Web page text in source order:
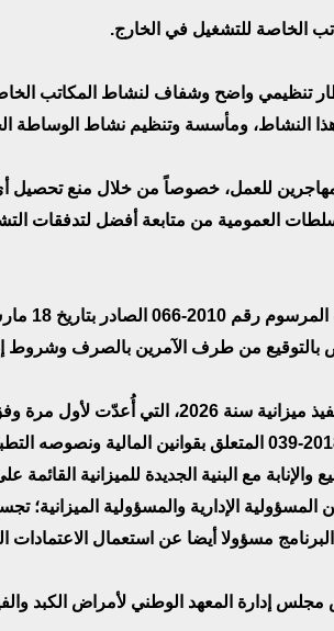
الخاصة للتشغيل في الخارج.
تنظيمي واضح وشفاف لنشاط المكاتب
النشاط، ومأسسة وتنظيم نشاط الوساطة
المهاجرين للعمل، خصوصاً من خلال منع
العمومية من متابعة أفضل لتدفقات
بالتوقيع من طرف الآمرين بالصرف وشروط
يأتي مشروع هذا المرسوم في إطار تنفيذ ميزانية
مع البنية الجديدة للميزانية القائمة
المسؤولية الإدارية والمسؤولية الميزانية؛
مسؤولا أيضا عن استعمال
إدارة المعهد الوطني لأمراض الكبد